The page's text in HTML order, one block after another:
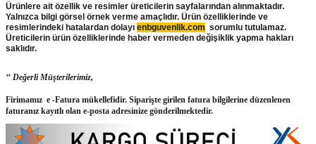
Ürünlere ait özellik ve resimler üreticilerin sayfalarından alınmaktadır.
Yalnızca bilgi görsel örnek verme amaçlıdır. Ürün özelliklerinde ve
resimlerindeki hatalardan dolayı enbguvenlik.com sorumlu tutulamaz.
Üreticilerin ürün özelliklerinde haber vermeden değişiklik yapma hakları
saklıdır.
‘‘ Değerli Müşterilerimiz,
Firimamız e -Fatura mükellefidir. Siparişte girilen fatura bilgilerine düzenlenen
faturanız kayıtlı olan e-posta adresinize gönderilmektedir.